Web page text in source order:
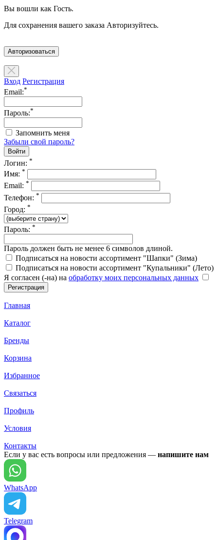
Вы вошли как Гость.
Для сохранения вашего заказа Авторизуйтесь.
Авторизоваться
Вход Регистрация
Email:*
Пароль:*
Запомнить меня
Забыли свой пароль?
Логин: *
Имя: *
Email: *
Телефон: *
Город: *
Пароль: *
Пароль должен быть не менее 6 символов длиной.
Подписаться на новости ассортимент "Шапки" (Зима)
Подписаться на новости ассортимент "Купальники" (Лето)
Я согласен (-на) на обработку моих персональных данных
Главная
Каталог
Бренды
Корзина
Избранное
Связаться
Профиль
Условия
Контакты
Если у вас есть вопросы или предложения — напишите нам
WhatsApp
Telegram